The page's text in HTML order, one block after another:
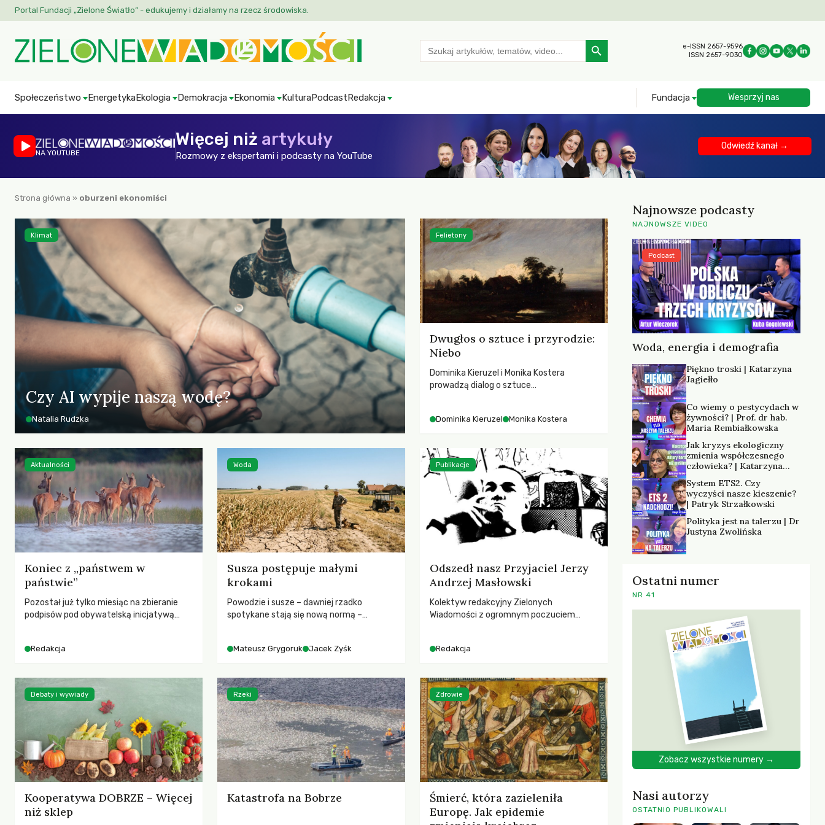
Portal Fundacji „Zielone Światło” - edukujemy i działamy na rzecz środowiska.
Search
for:
Search Button
e-ISSN 2657-9596
ISSN 2657-9030
Społeczeństwo EnergetykaEkologia Demokracja Ekonomia KulturaPodcastRedakcja Fundacja Wesprzyj nas
NA YOUTUBE
Więcej niż artykuły
Rozmowy z ekspertami i podcasty na YouTube
Odwiedź kanał →
Strona główna » oburzeni ekonomiści
Czy AI wypije naszą wodę?
Natalia Rudzka
Klimat
Dwugłos o sztuce i przyrodzie:
Niebo
Dominika Kieruzel i Monika Kostera
prowadzą dialog o sztuce
wrażliwość, odczuwanie przestrzeni oraz
Dominika Kieruzel Monika Kostera
Felietony
Koniec z „państwem w
państwie”
Pozostał już tylko miesiąc na zbieranie
podpisów pod obywatelską inicjatywą
pełną mobilizację, ponieważ projekt
rozwiązania dla przyrody i zwierząt,
radykalnie zmieniając dotychczasowy
paradygmat funkcjonowania łowiectwa w
Polsce.
Redakcja
Aktualności
Susza postępuje małymi
krokami
Powodzie i susze – dawniej rzadko
spotykane stają się nową normą –
SGGW.
Mateusz Grygoruk Jacek Zyśk
Woda
Odszedł nasz Przyjaciel Jerzy
Andrzej Masłowski
Kolektyw redakcyjny Zielonych
Wiadomości z ogromnym poczuciem
kochanego Opiekuna, Mecenasa i Mentora.
Redakcja
Publikacje
Kooperatywa DOBRZE – Więcej
niż sklep
Debaty i wywiady
Katastrofa na Bobrze
Rzeki
Śmierć, która zazieleniła
Europę. Jak epidemie
Zdrowie
Najnowsze podcasty
NAJNOWSZE VIDEO
Woda, energia i demografia
Podcast
Piękno troski | Katarzyna
Jagiełło
Co wiemy o pestycydach w
żywności? | Prof. dr hab.
Maria Rembiałkowska
Jak kryzys ekologiczny
zmienia współczesnego
człowieka? | Katarzyna
System ETS2. Czy
wyczyści nasze kieszenie?
| Patryk Strzałkowski
Polityka jest na talerzu | Dr
Justyna Zwolińska
Ostatni numer
NR 41
Zobacz wszystkie numery →
Nasi autorzy
OSTATNIO PUBLIKOWALI